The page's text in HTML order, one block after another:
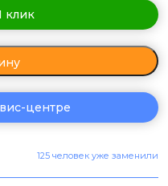
клик
центре
125 человек уже заменили